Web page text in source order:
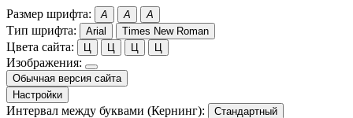
Размер шрифта: A A A
Тип шрифта: Arial Times New Roman
Цвета сайта: Ц Ц Ц Ц
Изображения:
Обычная версия сайта
Настройки
Интервал между буквами (Кернинг):
Стандартный